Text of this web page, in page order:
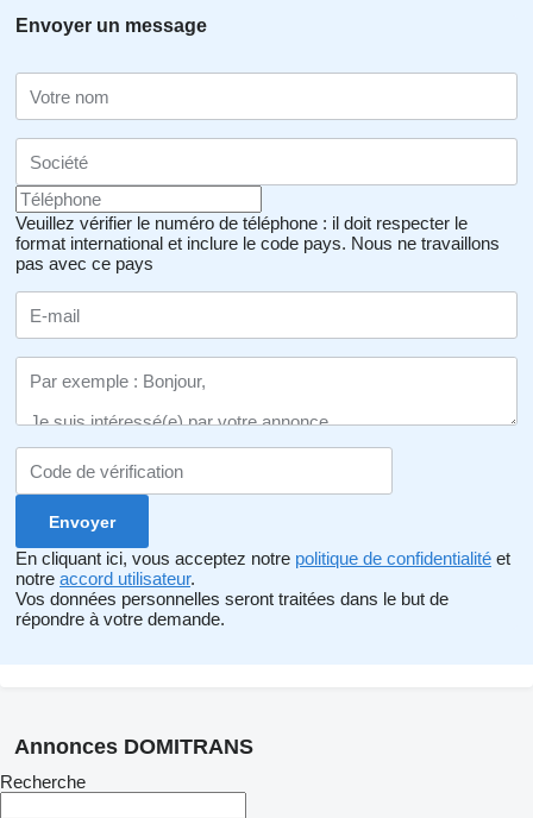
Envoyer un message
Veuillez vérifier le numéro de téléphone : il doit respecter le
format international et inclure le code pays. Nous ne travaillons
pas avec ce pays
En cliquant ici, vous acceptez notre politique de confidentialité et
notre accord utilisateur.
Vos données personnelles seront traitées dans le but de
répondre à votre demande.
Annonces DOMITRANS
Recherche